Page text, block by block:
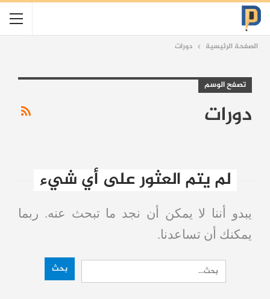
الصفحة الرئيسية دورات
تصفح الوسم
دورات
لم يتم العثور على أي شيء
يبدو أننا لا يمكن أن نجد ما تبحث عنه. ربما
يمكنك أن تساعدنا.